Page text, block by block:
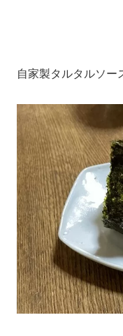
自家製タルタルソー